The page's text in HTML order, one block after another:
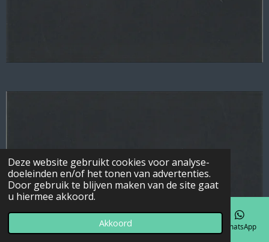
Deze website gebruikt cookies voor analyse-
doeleinden en/of het tonen van advertenties.
Door gebruik te blijven maken van de site gaat
u hiermee akkoord.
Akkoord
Telefoonnummer WhatsApp